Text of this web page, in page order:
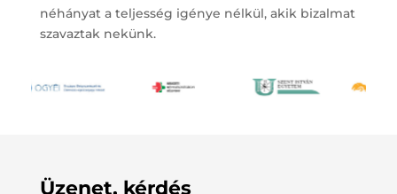
néhányat a teljesség igénye nélkül, akik bizalmat
szavaztak nekünk.
Üzenet, kérdés